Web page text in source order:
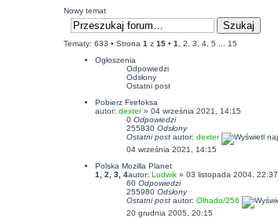
Nowy temat
Tematy: 633 • Strona 1 z 15• 1 2 3 4, 5
15
Ogłoszenia
Odpowiedzi
Odsłony
Ostatni post
Pobierz Firefoksa
autor: dexter» 04 września 2021, 14:15
0 Odpowiedzi
255830 Odsłony
Ostatni post autor: dexter
04 września 2021, 14:15
Polska Mozilla Planet
1
2 3, 4autor: Ludwik» 03 listopada 2004, 22:37
60 Odpowiedzi
255980 Odsłony
Ostatni post autor: Olhado/256
20 grudnia 2005, 20:15